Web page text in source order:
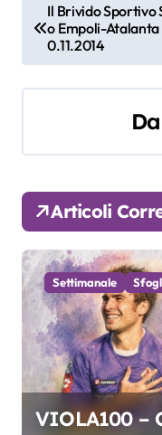
a
v
g
a
z
i
o
n
e
a
Il Brivido Sportivo
o Empoli-Atalanta
0.11.2014
Da
Articoli
Settimanale
VIOLA100 –